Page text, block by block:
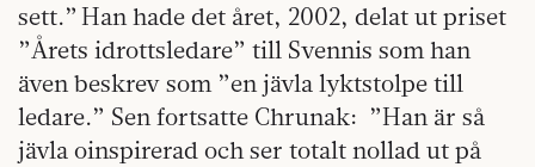
sett.” Han hade det året, 2002, delat ut priset
”Årets idrottsledare” till Svennis som han
även beskrev som ”en jävla lyktstolpe till
ledare.” Sen fortsatte Chrunak: ”Han är så
jävla oinspirerad och ser totalt nollad ut på